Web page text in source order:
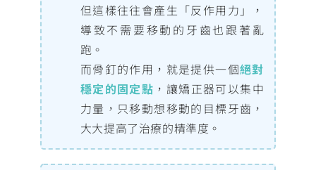
但這樣往往會產生「反作用力」，
導致不需要移動的牙齒也跟著亂
跑。
而骨釘的作用，就是提供一個絕對
穩定的固定點 ，讓矯正器可以集中
力量，只移動想移動的目標牙齒，
大大提高了治療的精準度。